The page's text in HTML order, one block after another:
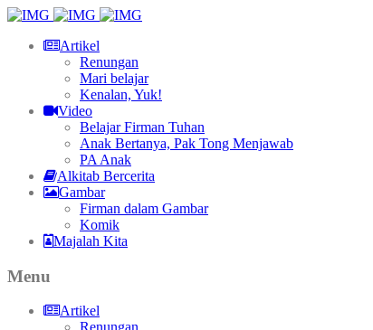
Artikel
Renungan
Mari belajar
Kenalan, Yuk!
Video
Belajar Firman Tuhan
Anak Bertanya, Pak Tong Menjawab
PA Anak
Alkitab Bercerita
Gambar
Firman dalam Gambar
Komik
Majalah Kita
Menu
Artikel